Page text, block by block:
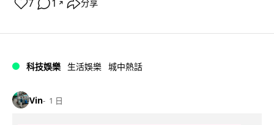
7 1 ↗ 分享
科技娛樂 生活娛樂 城中熱話
Vin 1 日